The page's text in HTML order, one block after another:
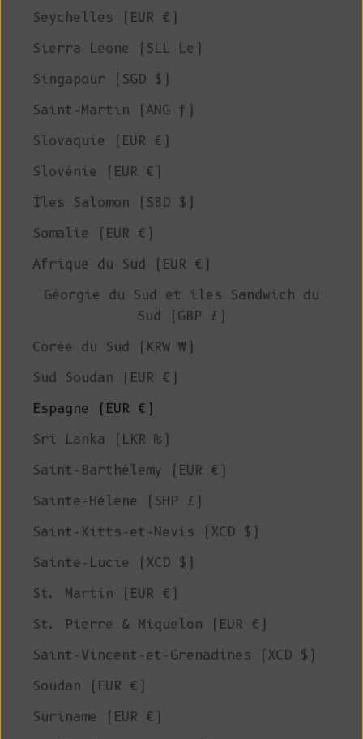
Seychelles (EUR €)
Sierra Leone (SLL Le)
Singapour (SGD $)
Saint-Martin (ANG ƒ)
Slovaquie (EUR €)
Slovénie (EUR €)
Îles Salomon (SBD $)
Somalie (EUR €)
Afrique du Sud (EUR €)
Géorgie du Sud et îles Sandwich du
Sud (GBP £)
Corée du Sud (KRW ₩)
Sud Soudan (EUR €)
Espagne (EUR €)
Sri Lanka (LKR ₨)
Saint-Barthélemy (EUR €)
Sainte-Hélène (SHP £)
Saint-Kitts-et-Nevis (XCD $)
Sainte-Lucie (XCD $)
St. Martin (EUR €)
St. Pierre & Miquelon (EUR €)
Saint-Vincent-et-Grenadines (XCD $)
Soudan (EUR €)
Suriname (EUR €)